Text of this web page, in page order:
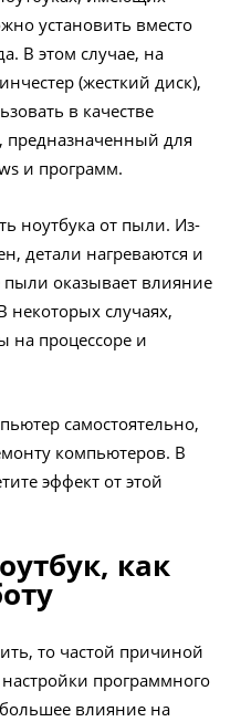
установить вместо
В этом случае, на
(жесткий диск),
в качестве
предназначенный для
и программ.
ноутбука от пыли. Из-
детали нагреваются и
пыли оказывает влияние
некоторых случаях,
на процессоре и
самостоятельно,
компьютеров. В
эффект от этой
как
то частой причиной
программного
влияние на